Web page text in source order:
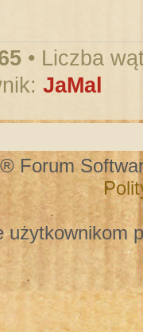
• Liczba
JaMal
® Forum
użytkownikom